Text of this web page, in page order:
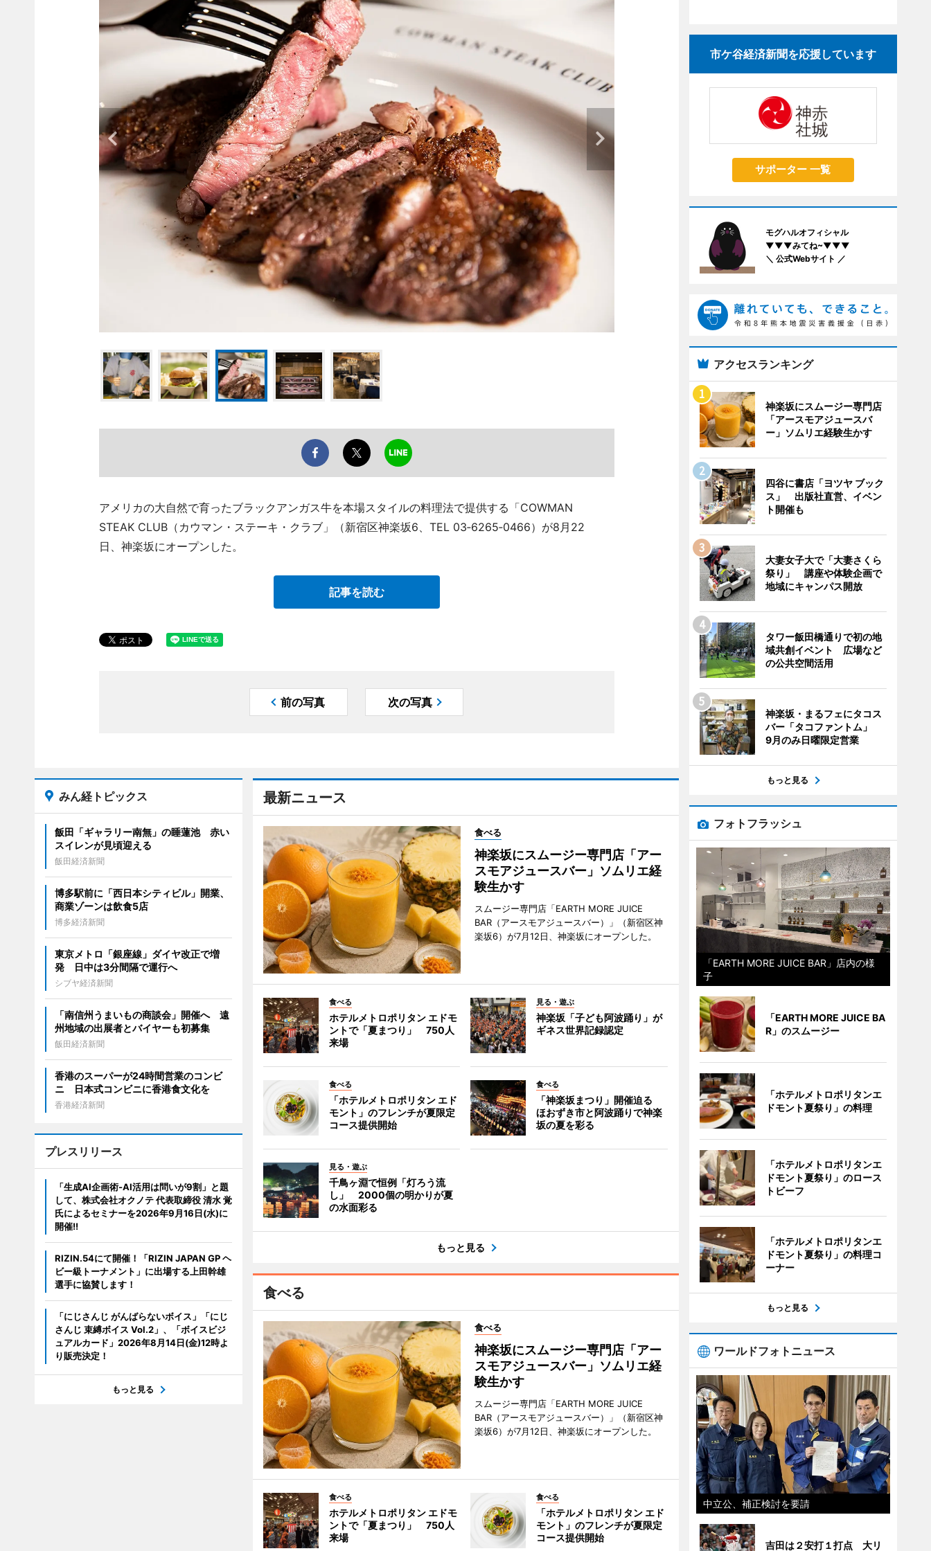
アメリカの大自然で育ったブラックアンガス牛を本場スタイルの料理法で提供する「COWMAN
STEAK CLUB（カウマン・ステーキ・クラブ」（新宿区神楽坂6、TEL 03‐6265‐0466）が8月22
日、神楽坂にオープンした。
記事を読む
前の写真 次の写真
最新ニュース
食べる
神楽坂にスムージー専門店「アー
スモアジュースバー」ソムリエ経
験生かす
スムージー専門店「EARTH MORE JUICE
BAR（アースモアジュースバー）」（新宿区神
楽坂6）が7月12日、神楽坂にオープンした。
食べる
ホテルメトロポリタン エドモ
ントで「夏まつり」 750人
来場
見る・遊ぶ
神楽坂「子ども阿波踊り」が
ギネス世界記録認定
食べる
「ホテルメトロポリタン エド
モント」のフレンチが夏限定
コース提供開始
食べる
「神楽坂まつり」開催迫る
ほおずき市と阿波踊りで神楽
坂の夏を彩る
見る・遊ぶ
千鳥ヶ淵で恒例「灯ろう流
し」 2000個の明かりが夏
の水面彩る
もっと見る
食べる
食べる
神楽坂にスムージー専門店「アー
スモアジュースバー」ソムリエ経
験生かす
スムージー専門店「EARTH MORE JUICE
BAR（アースモアジュースバー）」（新宿区神
楽坂6）が7月12日、神楽坂にオープンした。
食べる
ホテルメトロポリタン エドモ
ントで「夏まつり」 750人
来場
食べる
「ホテルメトロポリタン エド
モント」のフレンチが夏限定
コース提供開始
みん経トピックス
飯田「ギャラリー南無」の睡蓮池 赤い
スイレンが見頃迎える
飯田経済新聞
博多駅前に「西日本シティビル」開業、
商業ゾーンは飲食5店
博多経済新聞
東京メトロ「銀座線」ダイヤ改正で増
発 日中は3分間隔で運行へ
シブヤ経済新聞
「南信州うまいもの商談会」開催へ 遠
州地域の出展者とバイヤーも初募集
飯田経済新聞
香港のスーパーが24時間営業のコンビ
ニ 日本式コンビニに香港食文化を
香港経済新聞
プレスリリース
「生成AI企画術-AI活用は問いが9割」と題
して、株式会社オクノテ 代表取締役 清水 覚
氏によるセミナーを2026年9月16日(水)に
開催!!
RIZIN.54にて開催！「RIZIN JAPAN GP ヘ
ビー級トーナメント」に出場する上田幹雄
選手に協賛します！
「にじさんじ がんばらないボイス」「にじ
さんじ 束縛ボイス Vol.2」、「ボイスビジ
ュアルカード」2026年8月14日(金)12時よ
り販売決定！
もっと見る
市ケ谷経済新聞を応援しています
サポーター 一覧
モグハルオフィシャル
▼▼▼みてね~▼▼▼
＼ 公式Webサイト ／
アクセスランキング
神楽坂にスムージー専門店
「アースモアジュースバ
ー」ソムリエ経験生かす
四谷に書店「ヨツヤ ブック
ス」 出版社直営、イベン
ト開催も
大妻女子大で「大妻さくら
祭り」 講座や体験企画で
地域にキャンパス開放
タワー飯田橋通りで初の地
域共創イベント 広場など
の公共空間活用
神楽坂・まるフェにタコス
バー「タコファントム」
9月のみ日曜限定営業
もっと見る
フォトフラッシュ
「EARTH MORE JUICE BAR」店内の様
子
「EARTH MORE JUICE BA
R」のスムージー
「ホテルメトロポリタンエ
ドモント夏祭り」の料理
「ホテルメトロポリタンエ
ドモント夏祭り」のロース
トビーフ
「ホテルメトロポリタンエ
ドモント夏祭り」の料理コ
ーナー
もっと見る
ワールドフォトニュース
中立公、補正検討を要請
吉田は２安打１打点 大リ